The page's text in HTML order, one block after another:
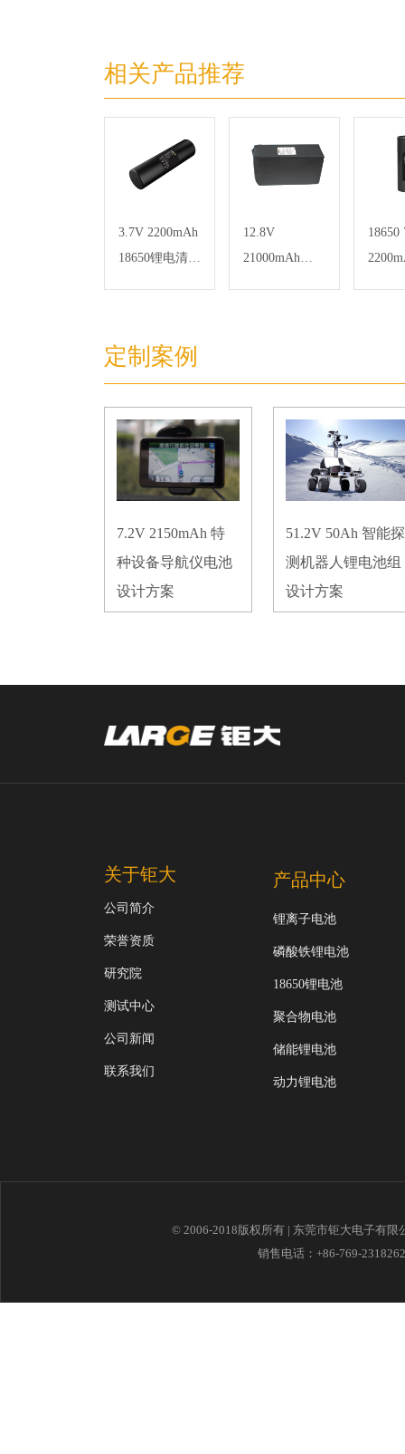
相关产品推荐
3.7V 2200mAh
18650锂电清洁
12.8V
21000mAh
18650
定制案例
7.2V 2150mAh 特
种设备导航仪电池
设计方案
51.2V 50Ah 智能探
测机器人锂电池组
设计方案
关于钜大
公司简介
荣誉资质
研究院
测试中心
公司新闻
联系我们
产品中心
锂离子电池
磷酸铁锂电池
18650锂电池
聚合物电池
储能锂电池
动力锂电池
© 2006-2018版权所有 | 东莞市钜大电子有
销售电话：+86-769-